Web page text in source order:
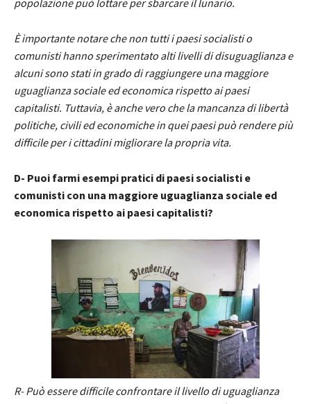
È importante notare che non tutti i paesi socialisti o
comunisti hanno sperimentato alti livelli di disuguaglianza e
alcuni sono stati in grado di raggiungere una maggiore
uguaglianza sociale ed economica rispetto ai paesi
capitalisti. Tuttavia, è anche vero che la mancanza di libertà
politiche, civili ed economiche in quei paesi può rendere più
difficile per i cittadini migliorare la propria vita.
D- Puoi farmi esempi pratici di paesi socialisti e
comunisti con una maggiore uguaglianza sociale ed
economica rispetto ai paesi capitalisti?
R- Può essere difficile confrontare il livello di uguaglianza